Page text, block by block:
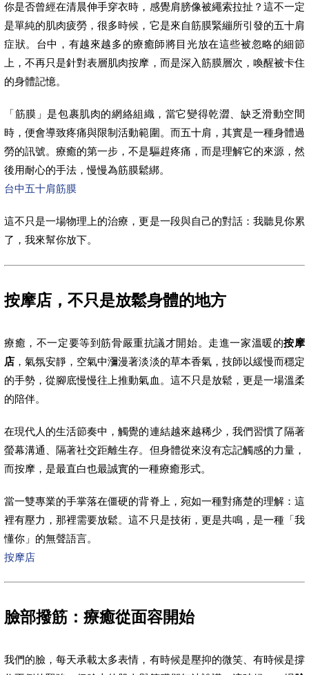
你是否曾經在清晨伸手穿衣時，感覺肩膀像被繩索拉扯？這不一定
是單純的肌肉疲勞，很多時候，它是來自筋膜緊繃所引發的五十肩
症狀。台中，有越來越多的療癒師將目光放在這些被忽略的細節
上，不再只是針對表層肌肉按摩，而是深入筋膜層次，喚醒被卡住
的身體記憶。
「筋膜」是包裹肌肉的網絡組織，當它變得乾澀、缺乏滑動空間
時，便會導致疼痛與限制活動範圍。而五十肩，其實是一種身體過
勞的訊號。療癒的第一步，不是驅趕疼痛，而是理解它的來源，然
後用耐心的手法，慢慢為筋膜鬆綁。
台中五十肩筋膜
這不只是一場物理上的治療，更是一段與自己的對話：我聽見你累
了，我來幫你放下。
按摩店，不只是放鬆身體的地方
療癒，不一定要等到筋骨嚴重抗議才開始。走進一家溫暖的按摩
店 ，氣氛安靜，空氣中瀰漫著淡淡的草本香氣，技師以緩慢而穩定
的手勢，從腳底慢慢往上推動氣血。這不只是放鬆，更是一場溫柔
的陪伴。
在現代人的生活節奏中，觸覺的連結越來越稀少，我們習慣了隔著
螢幕溝通、隔著社交距離生存。但身體從來沒有忘記觸感的力量，
而按摩，是最直白也最誠實的一種療癒形式。
當一雙專業的手掌落在僵硬的背脊上，宛如一種對痛楚的理解：這
裡有壓力，那裡需要放鬆。這不只是技術，更是共鳴，是一種「我
懂你」的無聲語言。
按摩店
臉部撥筋：療癒從面容開始
我們的臉，每天承載太多表情，有時候是壓抑的微笑、有時候是撐